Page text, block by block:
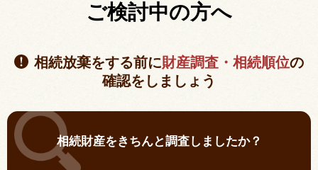
ご検討中の方へ
相続放棄をする前に財産調査・相続順位の
確認をしましょう
相続財産をきちんと調査しましたか？